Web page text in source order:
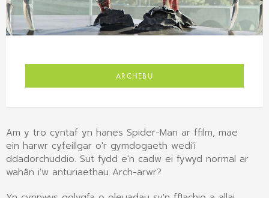
ARCHEBU
Am y tro cyntaf yn hanes Spider-Man ar ffilm, mae
ein harwr cyfeillgar o'r gymdogaeth wedi'i
ddadorchuddio. Sut fydd e'n cadw ei fywyd normal ar
wahân i'w anturiaethau Arch-arwr?